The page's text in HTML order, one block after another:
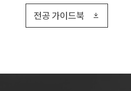
전공 가이드북